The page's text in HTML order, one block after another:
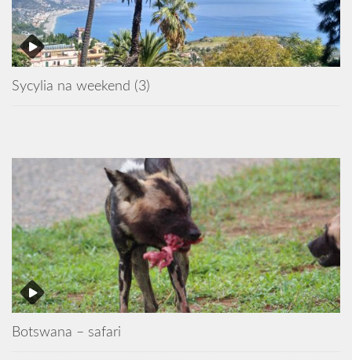
Sycylia na weekend (3)
Botswana – safari